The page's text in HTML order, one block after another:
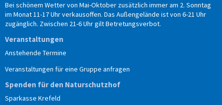
Bei schönem Wetter von Mai-Oktober zusätzlich immer am 2. Sonntag
im Monat 11-17 Uhr verkausoffen. Das Außengelände ist von 6-21 Uhr
zugänglich. Zwischen 21-6 Uhr gilt Betretungsverbot.
Veranstaltungen
Anstehende Termine
Veranstaltungen für eine Gruppe anfragen
Spenden für den Naturschutzhof
Sparkasse Krefeld